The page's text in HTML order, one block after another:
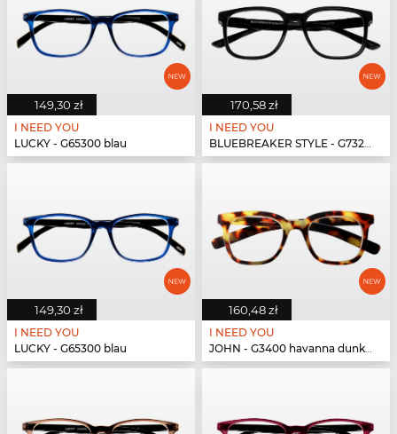
149,30 zł
I NEED YOU
LUCKY - G65300 blau
170,58 zł
I NEED YOU
BLUEBREAKER STYLE - G73200 schwarz
149,30 zł
I NEED YOU
LUCKY - G65300 blau
160,48 zł
I NEED YOU
JOHN - G3400 havanna dunkel